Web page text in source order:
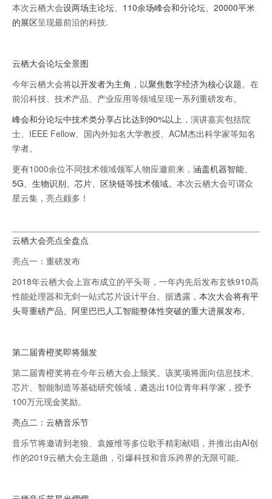
本次云栖大会设两场主论坛、110余场峰会和分论坛、20000平米
的展区呈现最前沿的科技.
云栖大会论坛全景图
今年云栖大会将以开发者为主角 ，以聚焦数字经济为核心议题。在
前沿科技、技术产品、产业应用等领域呈现一系列重磅发布。
峰会和分论坛中技术类分享占比达到90%以上 ，演讲嘉宾包括院
士、IEEE Fellow、国内外知名大学教授、ACM杰出科学家等知名
学者。
更有1000余位不同技术领域领军人物应邀前来， 涵盖机器智能、
5G、生物识别、芯片、区块链等技术领域。 本次云栖大会可谓众
星云集，亮点颇多！
云栖大会亮点全盘点
亮点一：重磅发布
2018年云栖大会上宣布成立的平头哥，一年内先后发布玄铁910高
性能处理器和无剑一站式芯片设计平台。据透露， 本次大会将有平
头哥重磅产品、阿里巴巴人工智能整体性突破的重大进展发布。
第二届青橙奖即将颁发
第二届青橙奖将在今年云栖大会上颁奖。该奖项将面向信息技术、
芯片、智能制造等基础研究领域，遴选出10位青年科学家，授予
100万元现金奖励。
亮点二：云栖音乐节
音乐节将邀请到老狼、袁娅维等多位歌手精彩献唱，并推出由AI创
作的2019云栖大会主题曲，引爆科技和音乐跨界的无限可能。